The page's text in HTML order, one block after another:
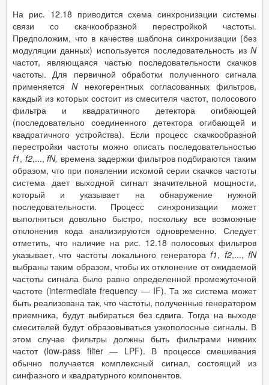
На рис. 12.18 приводится схема синхронизации системы
связи со скачкообразной перестройкой частоты.
Предположим, что в качестве шаблона синхронизации (без
модуляции данных) используется последовательность из N
частот, являющаяся частью последовательности скачков
частоты. Для первичной обработки полученного сигнала
применяетсяN некогерентных согласованных фильтров,
каждый из которых состоит из смесителя частот, полосового
фильтра и квадратичного детектора огибающей
(последовательно соединенного детектора огибающей и
квадратичного устройства). Если процесс скачкообразной
перестройки частоты можно описать последовательностью
f1, f2,...,fN, времена задержки фильтров подбираются таким
образом, что при появлении искомой серии скачков частоты
система дает выходной сигнал значительной мощности,
который и указывает на обнаружение нужной
последовательности. Процесс синхронизации может
выполняться довольно быстро, поскольку все возможные
отклонения кода анализируются одновременно. Следует
отметить, что наличие на рис. 12.18 полосовых фильтров
указывает, что частоты локального генератораf1, f2,...,fN
выбраны таким образом, чтобы их отклонение от ожидаемой
частоты сигнала было равно определенной промежуточной
частоте (intermediate frequency — IF). Та же система может
быть реализована так, что частоты, полученные генератором
приемника, будут выбираться без сдвига. Тогда на выходе
смесителей будут образовываться узкополосные сигналы. В
этом случае фильтры должны быть фильтрами нижних
частот (low-pass filter — LPF). В процессе смешивания
обычно получается комплексный сигнал, состоящий из
синфазного и квадратурного компонентов.